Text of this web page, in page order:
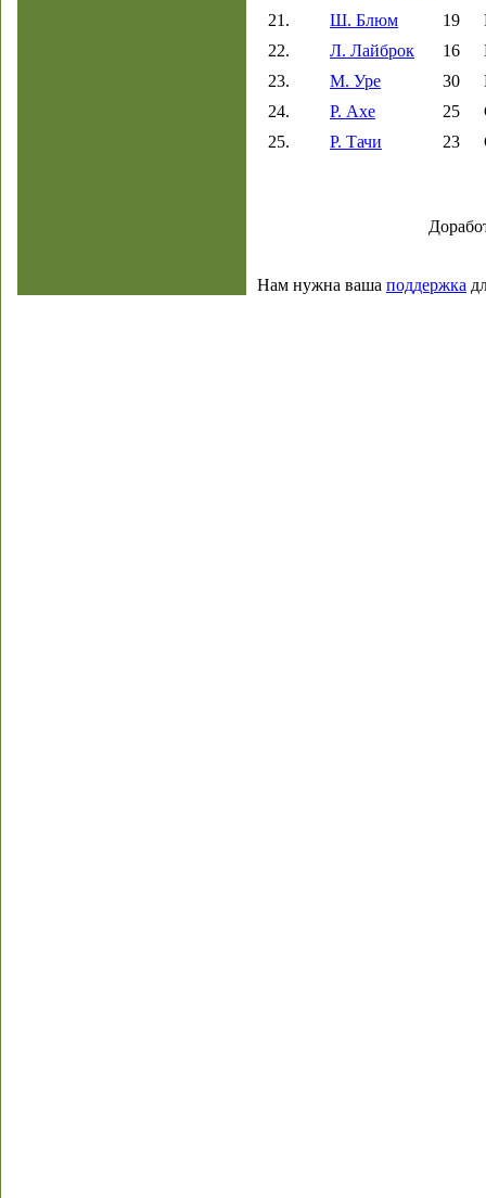
21.
Ш. Блюм 19
22.
Л. Лайброк 16
23.
М. Уре 30
24.
Р. Ахе 25
25.
Р. Тачи 23
Нам нужна ваша поддержка